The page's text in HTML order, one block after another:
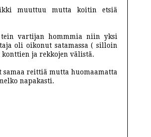
muuttuu mutta koitin etsiä
vartijan hommmia niin yksi
oli oikonut satamassa ( silloin
ja rekkojen välistä.
samaa reittiä mutta huomaamatta
napakasti.